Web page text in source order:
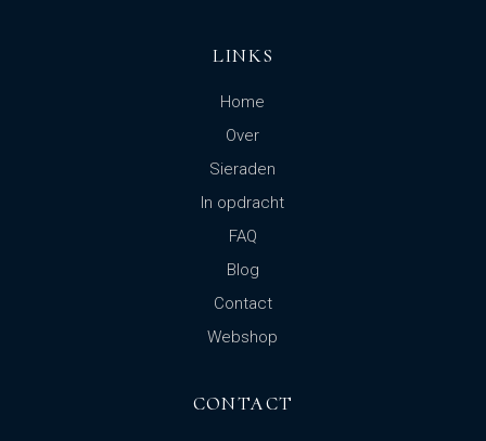
LINKS
Home
Over
Sieraden
In opdracht
FAQ
Blog
Contact
Webshop
CONTACT